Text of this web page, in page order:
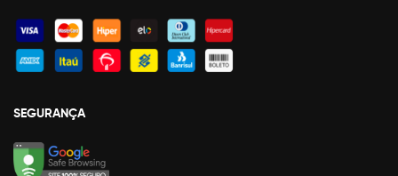
SEGURANÇA